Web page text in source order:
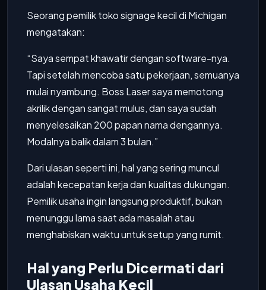
Seorang pemilik toko signage kecil di Michigan
mengatakan:
“Saya sempat khawatir dengan software-nya.
Tapi setelah mencoba satu pekerjaan, semuanya
mulai nyambung. Boss Laser saya memotong
akrilik dengan sangat mulus, dan saya sudah
menyelesaikan 200 papan nama dengannya.
Modalnya balik dalam 3 bulan.”
Dari ulasan seperti ini, hal yang sering muncul
adalah kecepatan kerja dan kualitas dukungan.
Pemilik usaha ingin langsung produktif, bukan
menunggu lama saat ada masalah atau
menghabiskan waktu untuk setup yang rumit.
Hal yang Perlu Dicermati dari
Ulasan Usaha Kecil